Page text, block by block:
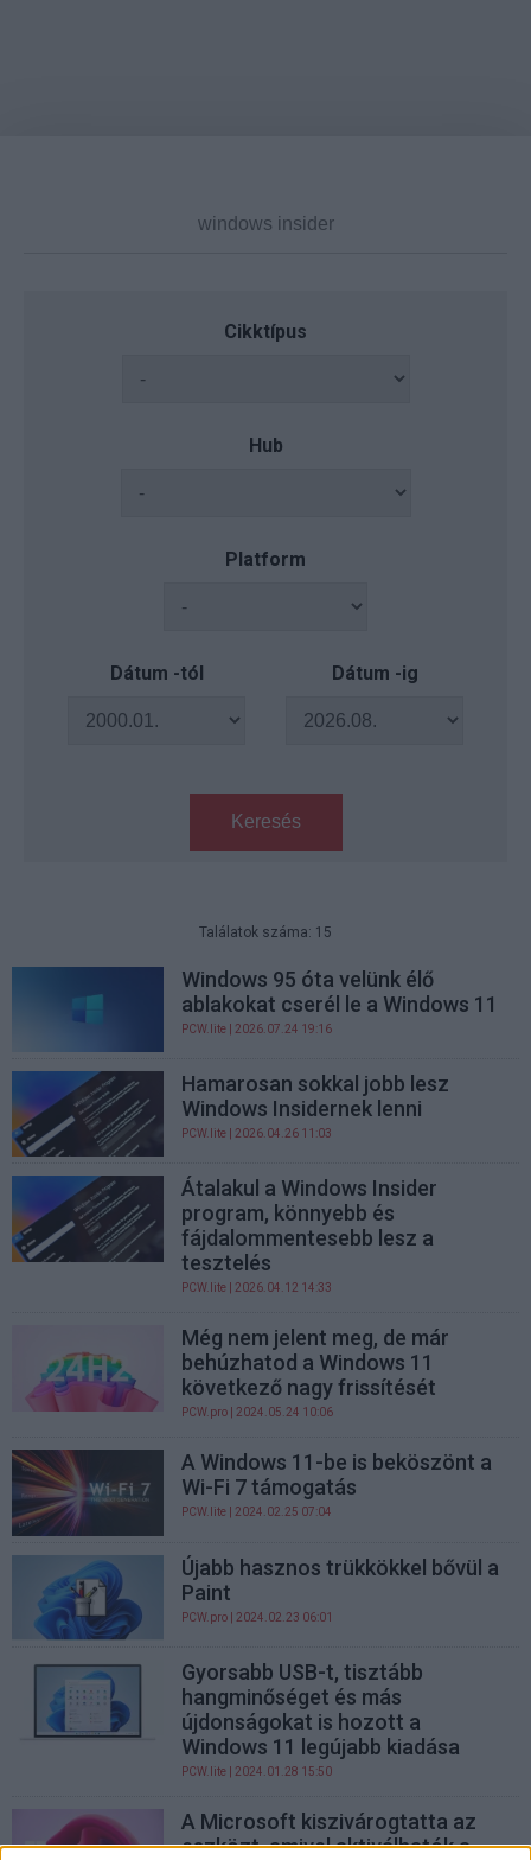
Cikktípus
Hub
Platform
Dátum -tól Dátum -ig
Keresés
Találatok száma: 15
Windows 95 óta velünk élő
ablakokat cserél le a Windows 11
PCW.lite | 2026.07.24 19:16
Hamarosan sokkal jobb lesz
Windows Insidernek lenni
PCW.lite | 2026.04.26 11:03
Átalakul a Windows Insider
program, könnyebb és
fájdalommentesebb lesz a
tesztelés
PCW.lite | 2026.04.12 14:33
Még nem jelent meg, de már
behúzhatod a Windows 11
következő nagy frissítését
PCW.pro | 2024.05.24 10:06
A Windows 11-be is beköszönt a
Wi-Fi 7 támogatás
PCW.lite | 2024.02.25 07:04
Újabb hasznos trükkökkel bővül a
Paint
PCW.pro | 2024.02.23 06:01
Gyorsabb USB-t, tisztább
hangminőséget és más
újdonságokat is hozott a
Windows 11 legújabb kiadása
PCW.lite | 2024.01.28 15:50
A Microsoft kiszivárogtatta az
eszközt, amivel aktiválhatók a